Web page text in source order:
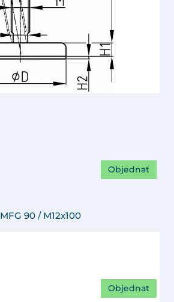
MFG 90 / M12x100
Objednat
Objednat